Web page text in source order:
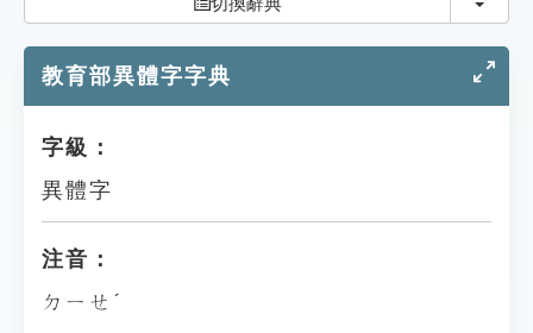
貓頭鷹博士
教育部異體字字典
字級：
異體字
注音：
ㄉㄧㄝˊ